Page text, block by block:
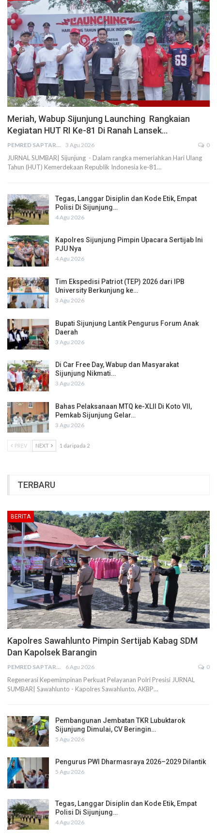
Meriah, Wabup Sijunjung Launching Rangkaian
Kegiatan HUT RI Ke-81 Di Ranah Lansek…
PEMRED SAPTARIUS 3 Agu 2026 0
JURNAL SUMBAR| Sijunjung - Dalam rangka memeriahkan Hari Ulang
Tahun (HUT) Kemerdekaan Republik Indonesia ke-81…
Tegas, Langgar Disiplin dan Kode Etik, Empat
Polisi Di Sijunjung…
4 Agu 2026
Kapolres Sijunjung Pimpin Upacara Sertijab Ini
PJU Nya
4 Agu 2026
Tim Ekspedisi Patriot (TEP) 2026 dari IPB
University Berkunjung ke…
3 Agu 2026
Bupati Sijunjung Lantik Pengurus Forum Anak
Daerah
3 Agu 2026
Di Car Free Day, Wabup dan Masyarakat
Sijunjung Nikmati…
3 Agu 2026
Bahas Pelaksanaan MTQ ke-XLII Di Koto VII,
Pemkab Sijunjung Gelar…
3 Agu 2026
PREV NEXT 1 daripada 2
TERBARU
BERITA
Kapolres Sawahlunto Pimpin Sertijab Kabag SDM
Dan Kapolsek Barangin
PEMRED SAPTARIUS 6 Agu 2026 0
Regenerasi Kepemimpinan Perkuat Pelayanan Polri Presisi JURNAL
SUMBAR| Sawahlunto - Kapolres Sawahlunto, AKBP…
Pembangunan Jembatan TKR Lubuktarok
Sijunjung Dimulai, CV Beringin…
5 Agu 2026
Pengurus PWI Dharmasraya 2026–2029 Dilantik
5 Agu 2026
Tegas, Langgar Disiplin dan Kode Etik, Empat
Polisi Di Sijunjung…
4 Agu 2026